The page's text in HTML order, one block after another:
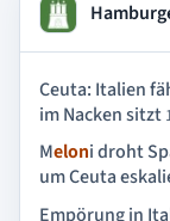
Ceuta: Italien
im Nacken sitzt
Meloni droht
um Ceuta
Empörung in